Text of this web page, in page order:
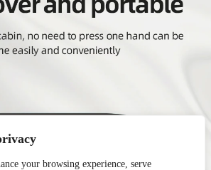
your browsing experience, serve